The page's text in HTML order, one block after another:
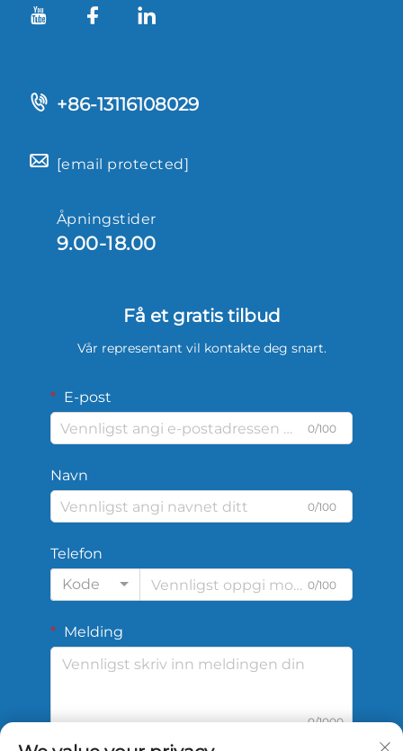
+86-13116108029
[email protected]
Åpningstider
9.00-18.00
Få et gratis tilbud
Vår representant vil kontakte deg snart.
E-post
0/100
Navn
0/100
Telefon
Kode
0/100
Melding
0/1000